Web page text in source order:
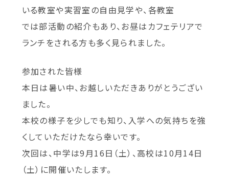
いる教室や実習室の自由見学や、各教室
では部活動の紹介もあり、お昼はカフェテリアで
ランチをされる方も多く見られました。
参加された皆様
本日は暑い中、お越しいただきありがとうござい
ました。
本校の様子を少しでも知り、入学への気持ちを強
くしていただけたなら幸いです。
次回は、中学は9月16日（土）、高校は10月14日
（土）に開催いたします。